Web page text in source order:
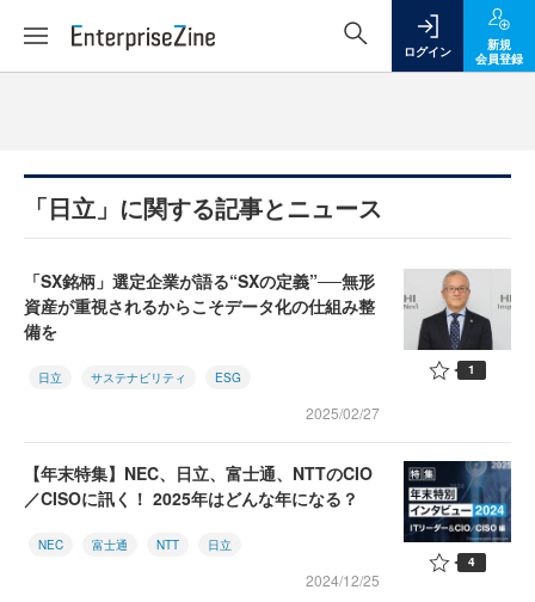
ログイン
新規
会員登録
「日立」に関する記事とニュース
「SX銘柄」選定企業が語る“SXの定義”──無形
資産が重視されるからこそデータ化の仕組み整
備を
日立 サステナビリティ ESG
2025/02/27
1
【年末特集】NEC、日立、富士通、NTTのCIO
／CISOに訊く！ 2025年はどんな年になる？
NEC 富士通 NTT 日立
2024/12/25
4